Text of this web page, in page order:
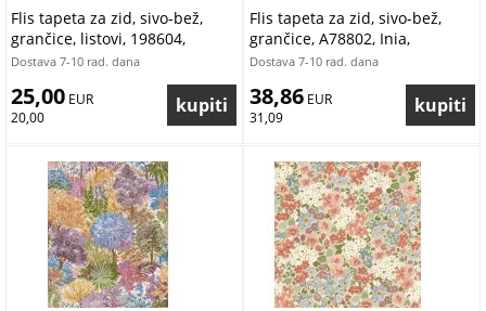
Flis tapeta za zid, sivo-bež,
grančice, listovi, 198604,
Grandeco | Ljepilo besplatno
Dostava 7-10 rad. dana
25,00 EUR
20,00
Flis tapeta za zid, sivo-bež,
grančice, A78802, Inia,
Grandeco | Ljepilo besplatno
Dostava 7-10 rad. dana
38,86 EUR
31,09